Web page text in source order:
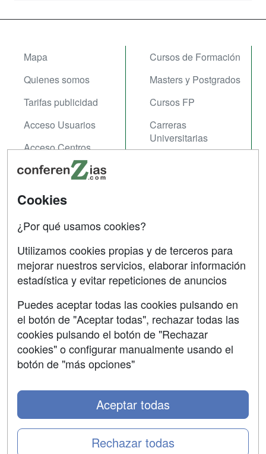
Mapa
Quienes somos
Tarifas publicidad
Acceso Usuarios
Acceso Centros
Cursos de Formación
Masters y Postgrados
Cursos FP
Carreras
Universitarias
Contactar
Copyleft
Grupo formazion:
Cookies
¿Por qué usamos cookies?
Utilizamos cookies propias y de terceros para
mejorar nuestros servicios, elaborar información
estadística y evitar repeticiones de anuncios
Puedes aceptar todas las cookies pulsando en
el botón de "Aceptar todas", rechazar todas las
cookies pulsando el botón de "Rechazar
cookies" o configurar manualmente usando el
botón de "más opciones"
Rechazar todas
Aceptar todas